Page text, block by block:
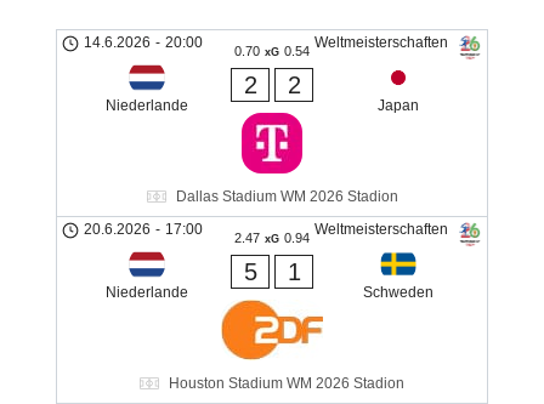
Weltmeisterschaften
14.6.2026 - 20:00
Niederlande
0.70 xG 0.54
2 2
Japan
Dallas Stadium WM 2026 Stadion
Weltmeisterschaften
20.6.2026 - 17:00
Niederlande
2.47 xG 0.94
5 1
Schweden
Houston Stadium WM 2026 Stadion